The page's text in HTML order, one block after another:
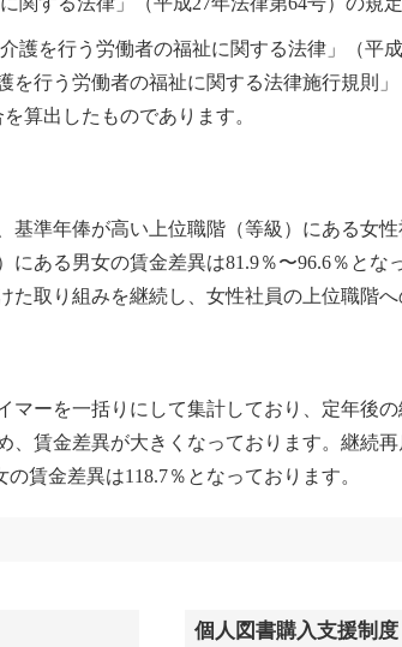
護を行う労働者の福祉に関する法律」（平
を行う労働者の福祉に関する法律施行規則
算出したものであります。
準年俸が高い上位職階（等級）にある女
ある男女の賃金差異は81.9％〜96.6％とな
た取り組みを継続し、女性社員の上位職階
ーを一括りにして集計しており、定年後
、賃金差異が大きくなっております。継続
賃金差異は118.7％となっております。
個人図書購入支援制度